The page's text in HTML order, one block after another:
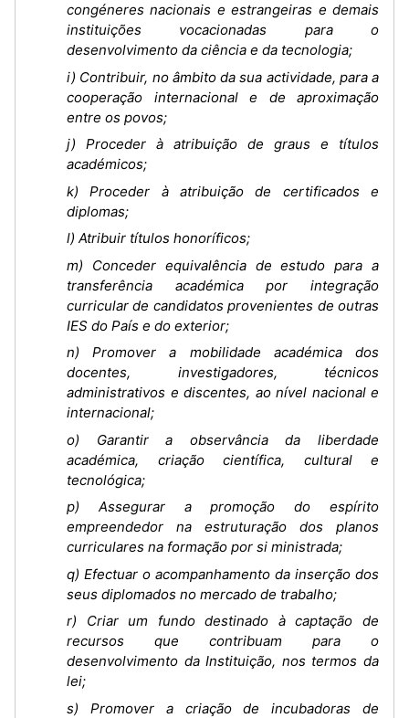
congéneres nacionais e estrangeiras e demais
instituições vocacionadas para o
desenvolvimento da ciência e da tecnologia;
i) Contribuir, no âmbito da sua actividade, para a
cooperação internacional e de aproximação
entre os povos;
j) Proceder à atribuição de graus e títulos
académicos;
k) Proceder à atribuição de certificados e
diplomas;
l) Atribuir títulos honoríficos;
m) Conceder equivalência de estudo para a
transferência académica por integração
curricular de candidatos provenientes de outras
IES do País e do exterior;
n) Promover a mobilidade académica dos
docentes, investigadores, técnicos
administrativos e discentes, ao nível nacional e
internacional;
o) Garantir a observância da liberdade
académica, criação científica, cultural e
tecnológica;
p) Assegurar a promoção do espírito
empreendedor na estruturação dos planos
curriculares na formação por si ministrada;
q) Efectuar o acompanhamento da inserção dos
seus diplomados no mercado de trabalho;
r) Criar um fundo destinado à captação de
recursos que contribuam para o
desenvolvimento da Instituição, nos termos da
lei;
s) Promover a criação de incubadoras de